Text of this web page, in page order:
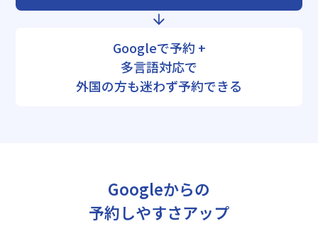
Googleで予約 +
多言語対応で
外国の方も迷わず予約できる
Googleからの
予約しやすさアップ